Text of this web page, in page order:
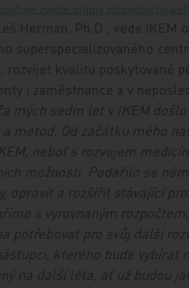
zvyšte příjmy zdravotnictví a
Herman, Ph.D., vede IKEM
superspecializovaného
rozvíjet kvalitu poskytované
i zaměstnance a v
mých sedm let v IKEM
a metod. Od začátku mého
neboť s rozvojem
možností. Podařilo se
opravit a rozšířit stávající
s vyrovnaným
potřebovat pro svůj další
kterého bude vybírat
na další léta, ať už budou